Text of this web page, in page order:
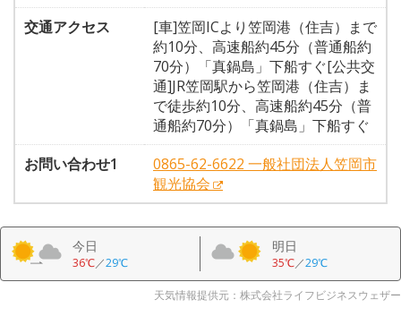
交通アクセス
[車]笠岡ICより笠岡港（住吉）まで
約10分、高速船約45分（普通船約
70分）「真鍋島」下船すぐ[公共交
通]JR笠岡駅から笠岡港（住吉）ま
で徒歩約10分、高速船約45分（普
通船約70分）「真鍋島」下船すぐ
お問い合わせ1
0865-62-6622 一般社団法人笠岡市
観光協会
今日
36℃／29℃
明日
35℃／29℃
天気情報提供元：株式会社ライフビジネスウェザー